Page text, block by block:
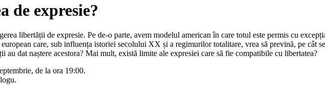
de expresie?
libertății de expresie. Pe de-o parte, avem modelul american în care totul este permis cu
care, sub influența istoriei secolului XX și a regimurilor totalitare, vrea să prevină, pe cât
dat naștere acestora? Mai mult, există limite ale expresiei care să fie compatibile cu libertatea?
de la ora 19:00.